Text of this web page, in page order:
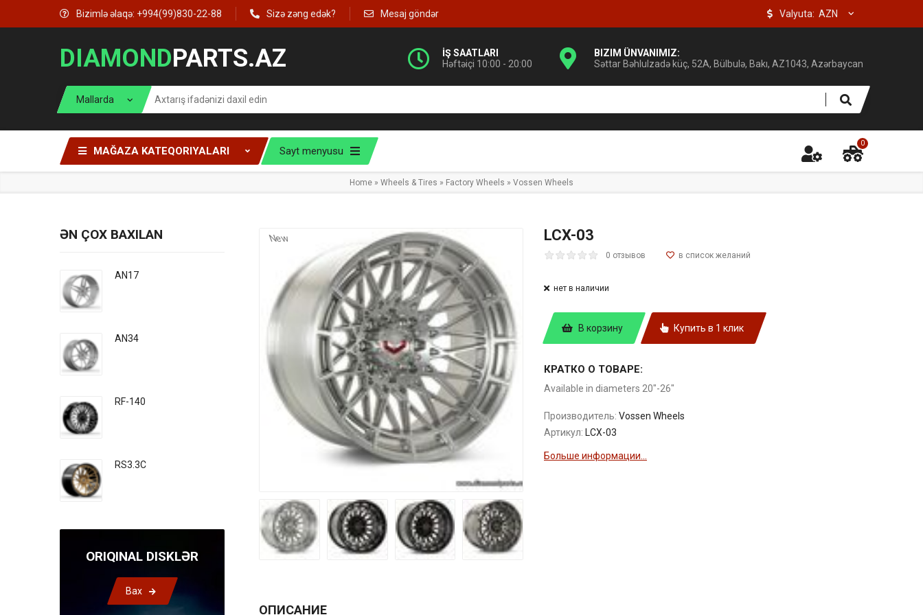
Bizimlə əlaqə: +994(99)830-22-88 Sizə zəng edək? Mesaj göndər Valyuta:
DIAMONDPARTS.AZ
İŞ SAATLARI
Həftəiçi 10:00 - 20:00
BIZIM ÜNVANIMIZ:
Səttar Bəhlulzadə küç, 52A, Bülbulə, Bakı, AZ1043, Azərbaycan
MAĞAZA KATEQORIYALARI Sayt menyusu
0
Home » Wheels & Tires » Factory Wheels » Vossen Wheels
New LCX-03
0 отзывов
нет в наличии
В корзину Купить в 1 клик
КРАТКО О ТОВАРЕ:
Available in diameters 20"-26"
Производитель: Vossen Wheels
Артикул: LCX-03
Больше информации...
ОПИСАНИЕ
ƏN ÇOX BAXILAN
AN17
AN34
RF-140
RS3.3C
ORIQINAL DISKLƏR
Bax